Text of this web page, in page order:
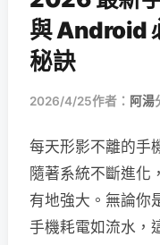
與 Android
秘訣
2026/4/25作者： 阿湯
每天形影不離的手
隨著系統不斷進化
有地強大。無論你
手機耗電如流水，